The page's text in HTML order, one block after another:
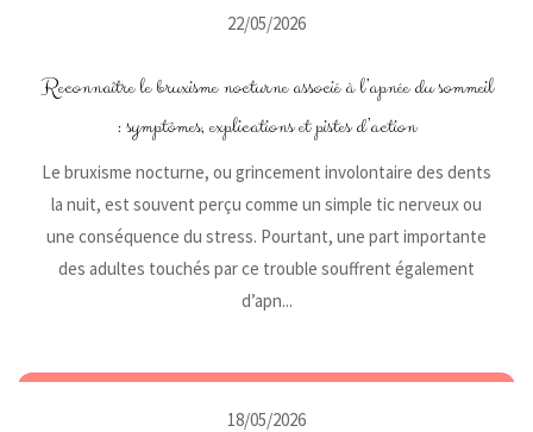
22/05/2026
Reconnaître le bruxisme nocturne associé à l’apnée du sommeil
: symptômes, explications et pistes d’action
Le bruxisme nocturne, ou grincement involontaire des dents
la nuit, est souvent perçu comme un simple tic nerveux ou
une conséquence du stress. Pourtant, une part importante
des adultes touchés par ce trouble souffrent également
d’apn...
18/05/2026